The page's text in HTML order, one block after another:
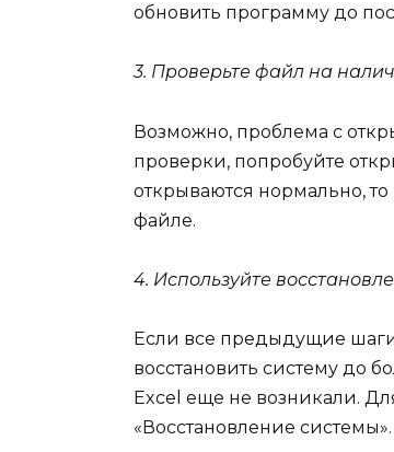
обновить программу до
3. Проверьте файл на
Возможно, проблема с
проверки, попробуйте
открываются нормально,
файле.
4. Используйте
Если все предыдущие шаги
восстановить систему до
Excel еще не возникали.
«Восстановление системы».